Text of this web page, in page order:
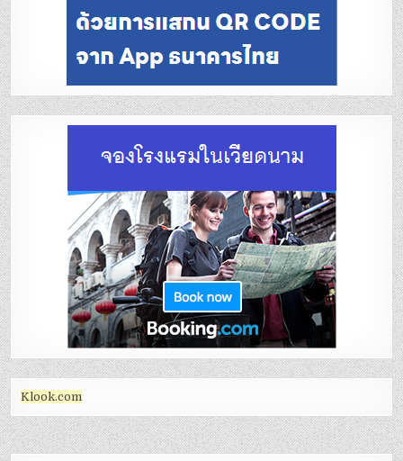
Klook.com